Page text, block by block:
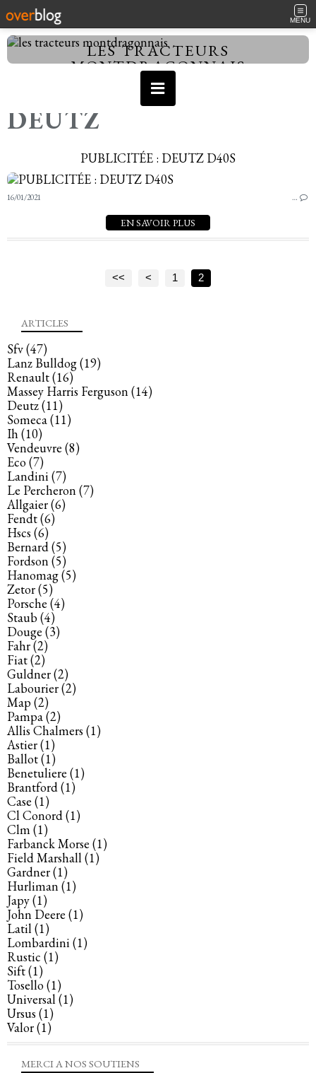
MENU
LES TRACTEURS
MONTDRAGONNAIS
DEUTZ
PUBLICITÉE : DEUTZ D40S
16/01/2021 …
EN SAVOIR PLUS
<< < 1 2
ARTICLES
Sfv(47)
Lanz Bulldog(19)
Renault(16)
Massey Harris Ferguson(14)
Deutz(11)
Someca(11)
Ih(10)
Vendeuvre (8)
Eco(7)
Landini(7)
Le Percheron(7)
Allgaier(6)
Fendt(6)
Hscs (6)
Bernard(5)
Fordson(5)
Hanomag(5)
Zetor(5)
Porsche (4)
Staub(4)
Douge (3)
Fahr(2)
Fiat(2)
Guldner(2)
Labourier(2)
Map(2)
Pampa(2)
Allis Chalmers (1)
Astier(1)
Ballot(1)
Benetuliere (1)
Brantford(1)
Case (1)
Cl Conord(1)
Clm(1)
Farbanck Morse (1)
Field Marshall(1)
Gardner(1)
Hurliman(1)
Japy(1)
John Deere (1)
Latil(1)
Lombardini(1)
Rustic (1)
Sift(1)
Tosello(1)
Universal(1)
Ursus (1)
Valor(1)
MERCI A NOS SOUTIENS